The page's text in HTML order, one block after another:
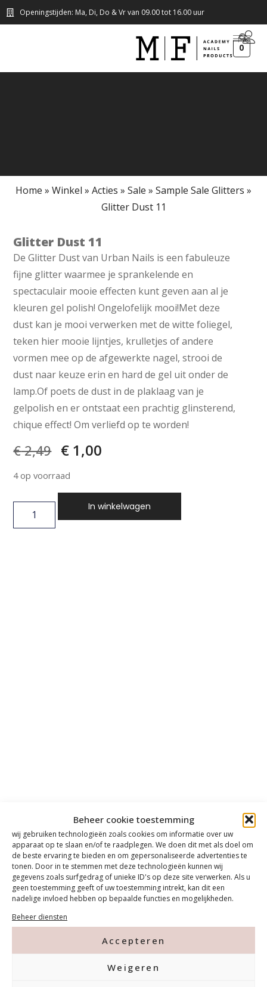
Beheer cookie toestemming
wij gebruiken technologieën zoals cookies om informatie over uw
apparaat op te slaan en/of te raadplegen. We doen dit met als doel om
de beste ervaring te bieden en om gepersonaliseerde advertenties te
tonen. Door in te stemmen met deze technologieën kunnen wij
gegevens zoals surfgedrag of unieke ID's op deze site verwerken. Als u
geen toestemming geeft of uw toestemming intrekt, kan dit een
nadelige invloed hebben op bepaalde functies en mogelijkheden.
Beheer diensten
Accepteren
Weigeren
Openingstijden: Ma, Di, Do & Vr van 09.00 tot 16.00 uur
0
Home » Winkel » Acties » Sale » Sample Sale Glitters »
Glitter Dust 11
Glitter Dust 11
De Glitter Dust van Urban Nails is een fabuleuze
fijne glitter waarmee je sprankelende en
spectaculair mooie effecten kunt geven aan al je
kleuren gel polish! Ongelofelijk mooi!Met deze
dust kan je mooi verwerken met de witte foliegel,
teken hier mooie lijntjes, krulletjes of andere
vormen mee op de afgewerkte nagel, strooi de
dust naar keuze erin en hard de gel uit onder de
lamp.Of poets de dust in de plaklaag van je
gelpolish en er ontstaat een prachtig glinsterend,
chique effect! Om verliefd op te worden!
€2,49 € 1,00
4 op voorraad
In winkelwagen